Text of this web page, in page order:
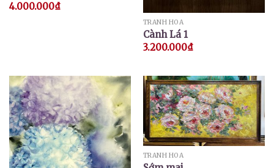
4.000.000₫
TRANH HOA
Cành Lá 1
3.200.000₫
TRANH HOA